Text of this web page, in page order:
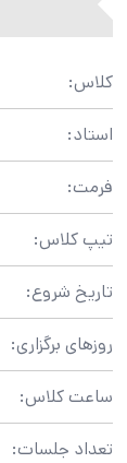
کلاس:
استاد:
فرمت:
تیپ کلاس:
تاریخ شروع:
روزهای برگزاری:
ساعت کلاس:
تعداد جلسات: